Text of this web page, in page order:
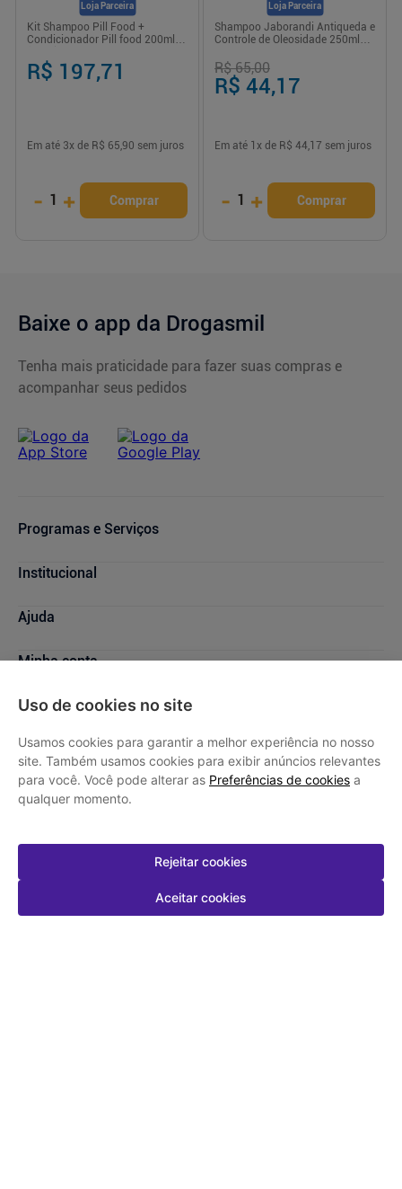
Uso de cookies no site
Usamos cookies para garantir a melhor experiência no nosso
site. Também usamos cookies para exibir anúncios relevantes
para você. Você pode alterar as Preferências de cookies a
qualquer momento.
Rejeitar cookies
Aceitar cookies
Loja Parceira
Kit Shampoo Pill Food +
Condicionador Pill food 200ml
R$ 197,71
Em até 3x de R$ 65,90 sem juros
- 1 + Comprar
Loja Parceira
Shampoo Jaborandi Antiqueda e
Controle de Oleosidade 250ml
R$ 65,00
R$ 44,17
Em até 1 x de R$ 44,17 sem juros
- 1 + Comprar
Baixe o app da Drogasmil
Tenha mais praticidade para fazer suas compras e
acompanhar seus pedidos
Programas e Serviços
Cupons de Desconto
Consultas Médicas
Drogasmil Plus
Descontos de laboratórios
Institucional
Blog Drogasmil
Marcas Parceiras
Quem Somos
Política de Privacidade
Oferta de Imóveis
Ajuda
Dúvidas Frequentes
Condições de Pagamento
Trocas e Devoluções
Dermaclub
Compra Recorrente
Regulamentos
Minha conta
Minha conta
SAC
Nossas Redes